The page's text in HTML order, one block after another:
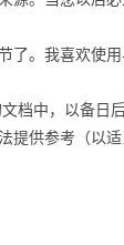
。我喜欢使
中，以备日
供参考（以适